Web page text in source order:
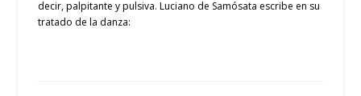
decir, palpitante y pulsiva. Luciano de Samósata escribe en su
tratado de la danza: